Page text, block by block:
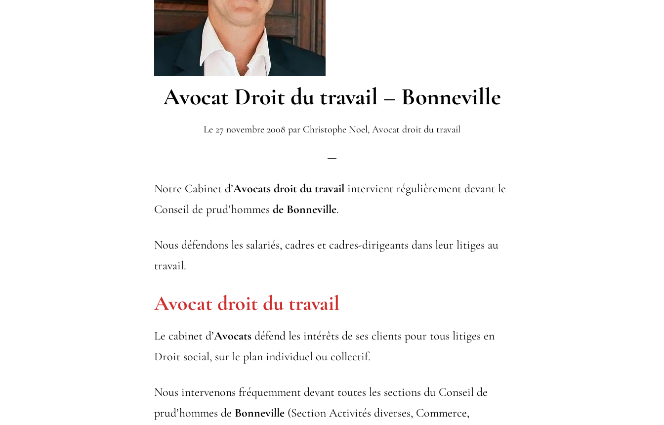
Avocat Droit du travail – Bonneville
Le 27 novembre 2008 par Christophe Noel, Avocat droit du travail
Notre Cabinet d’Avocats droit du travail intervient régulièrement devant le
Conseil de prud’hommes de Bonneville.
Nous défendons les salariés, cadres et cadres-dirigeants dans leur litiges au
travail.
Avocat droit du travail
Le cabinet d’Avocats défend les intérêts de ses clients pour tous litiges en
Droit social, sur le plan individuel ou collectif.
Nous intervenons fréquemment devant toutes les sections du Conseil de
prud’hommes de Bonneville (Section Activités diverses, Commerce,